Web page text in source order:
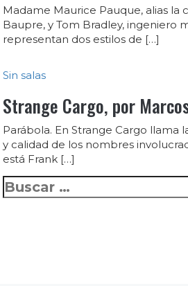
Madame Maurice Pauque, alias la
Baupre, y Tom Bradley, ingeniero
representan dos estilos de […]
Sin salas
Strange Cargo, por
Parábola. En Strange Cargo llama
y calidad de los nombres
está Frank […]
Buscar: